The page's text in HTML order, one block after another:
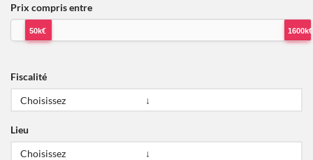
Prix compris entre
50k€ 1600k€
Fiscalité
Lieu